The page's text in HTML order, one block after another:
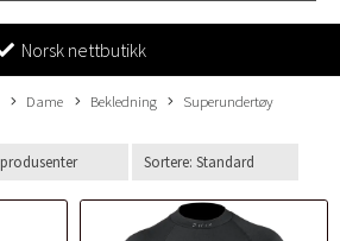
Norsk nettbutikk
Dame Bekledning Superundertøy